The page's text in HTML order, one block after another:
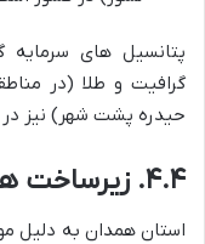
پتانسیل های
گرافیت و طلا (در
حیدره پشت شهر) نیز در
۴.۴. زیرساخت های حمل و نقل
استان همدان به دلیل